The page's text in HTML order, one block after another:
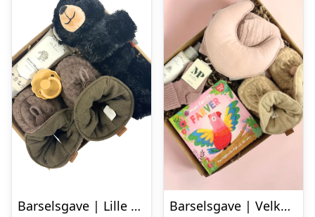
Barselsgave | Lille Bjørn
Barselsgave | Velkommen til familien gave